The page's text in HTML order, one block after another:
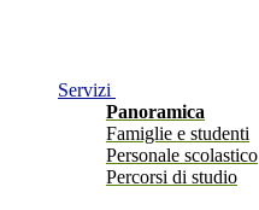
Servizi
Panoramica
Famiglie e studenti
Personale scolastico
Percorsi di studio